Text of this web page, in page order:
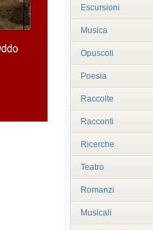
Escursioni
Musica
Opuscoli
Poesia
Raccolte
Racconti
Ricerche
Teatro
Romanzi
Musicali